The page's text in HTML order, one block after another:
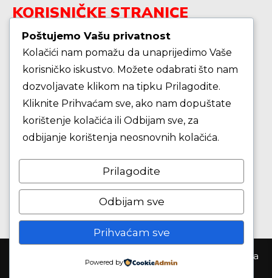
KORISNIČKE STRANICE
Škola košarke
Zašto je dobro upisati dijete na košarku?
Pravila i igralište
Seniori
Košarkaški klub Samobor ©2026. Sva prva pridržana
Poštujemo Vašu privatnost
Kolačići nam pomažu da unaprijedimo Vaše
korisničko iskustvo. Možete odabrati što nam
dozvoljavate klikom na tipku Prilagodite.
Kliknite Prihvaćam sve, ako nam dopuštate
korištenje kolačića ili Odbijam sve, za
odbijanje korištenja neosnovnih kolačića.
Prilagodite
Odbijam sve
Prihvaćam sve
Powered by